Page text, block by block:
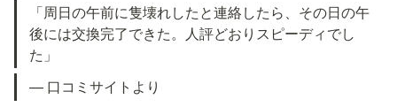
「周日の午前に隻壊れしたと連絡したら、その日の午
後には交換完了できた。人評どおりスピーディでし
た」
— 口コミサイトより